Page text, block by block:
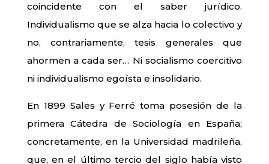
coincidente con el saber jurídico.
Individualismo que se alza hacia lo colectivo y
no, contrariamente, tesis generales que
ahormen a cada ser… Ni socialismo coercitivo
ni individualismo egoísta e insolidario.
En 1899 Sales y Ferré toma posesión de la
primera Cátedra de Sociología en España;
concretamente, en la Universidad madrileña,
que, en el último tercio del siglo había visto